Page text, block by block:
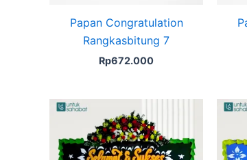
Papan Congratulation
Rangkasbitung 7
Rp672.000
price
was:
Rp672.000.Rp649.000.